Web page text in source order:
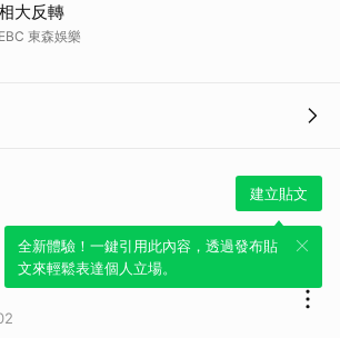
大反轉
EBC 東森娛樂
建立貼文
全新體驗！一鍵引用此內容，透過發布貼
文來輕鬆表達個人立場。